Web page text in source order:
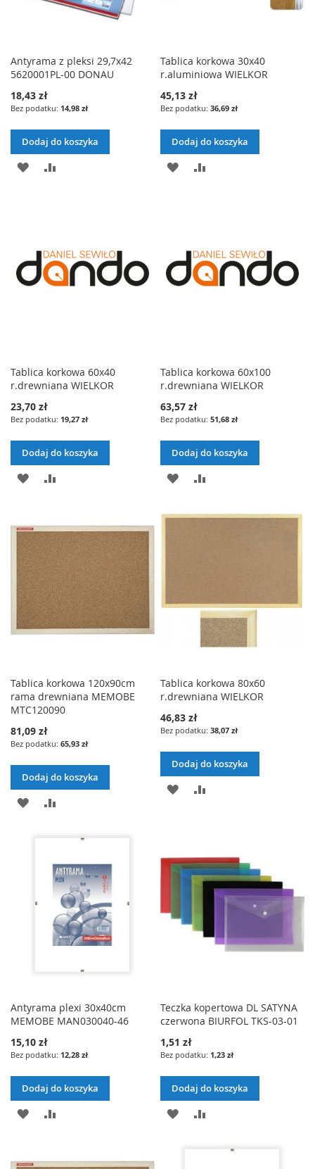
Antyrama z pleksi 29,7x42
5620001PL-00 DONAU
18,43 zł
14,98 zł
Dodaj do koszyka
DODAJ
Tablica korkowa 30x40
r.aluminiowa WIELKOR
45,13 zł
36,69 zł
Dodaj do koszyka
DODAJ
Tablica korkowa 60x40
r.drewniana WIELKOR
23,70 zł
19,27 zł
Dodaj do koszyka
DODAJ
LISTY
ŻYCZEŃ
Tablica korkowa 60x100
r.drewniana WIELKOR
63,57 zł
51,68 zł
Dodaj do koszyka
DODAJ
Tablica korkowa 120x90cm
rama drewniana MEMOBE
MTC120090
81,09 zł
65,93 zł
Dodaj do koszyka
DODAJ
ŻYCZEŃ
Tablica korkowa 80x60
r.drewniana WIELKOR
46,83 zł
38,07 zł
Dodaj do koszyka
DODAJ
ŻYCZEŃ
Antyrama plexi 30x40cm
MEMOBE MAN030040-46
15,10 zł
12,28 zł
Dodaj do koszyka
DODAJ
LISTY
Teczka kopertowa DL SATYNA
czerwona BIURFOL TKS-03-01
1,51 zł
1,23 zł
Dodaj do koszyka
DODAJ